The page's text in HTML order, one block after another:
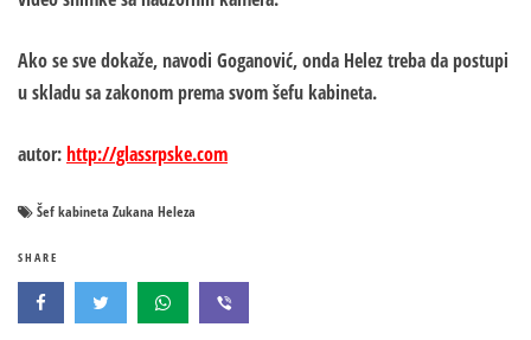
Ako se sve dokaže, navodi Goganović, onda Helez treba da postupi
u skladu sa zakonom prema svom šefu kabineta.
autor:http://glassrpske.com
Šef kabineta Zukana Heleza
SHARE